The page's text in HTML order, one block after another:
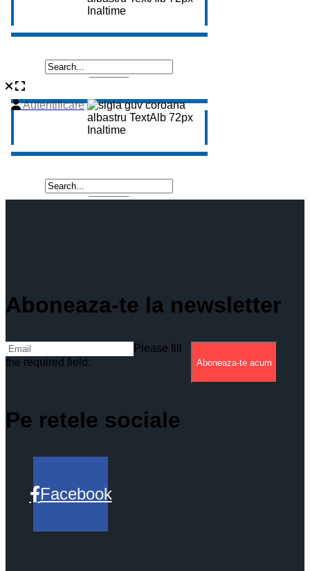
Aboneaza-te la newsletter
Please fill
the required field.
Aboneaza-te acum
Pe retele sociale
Facebook